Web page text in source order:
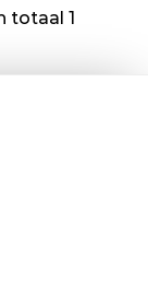
totaal 1